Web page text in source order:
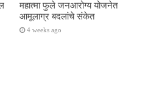
महात्मा फुले जनआरोग्य योजनेत
आमूलाग्र बदलांचे संकेत
4 weeks ago